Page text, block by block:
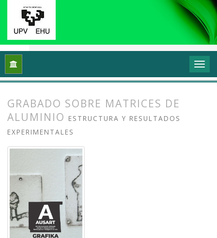
Inicio Vol. 11 Núm. 1 (2023): Grafika: Prácticas y
GRABADO SOBRE MATRICES DE
ALUMINIO ESTRUCTURA Y RESULTADOS
EXPERIMENTALES